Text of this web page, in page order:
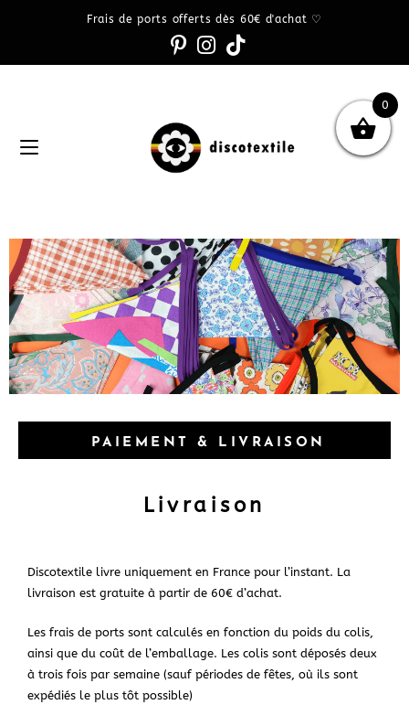
Frais de ports offerts dès 60€ d'achat ♡
PAIEMENT & LIVRAISON
Livraison
Discotextile livre uniquement en France pour l’instant. La
livraison est gratuite à partir de 60€ d’achat.
Les frais de ports sont calculés en fonction du poids du colis,
ainsi que du coût de l’emballage. Les colis sont déposés deux
à trois fois par semaine (sauf périodes de fêtes, où ils sont
expédiés le plus tôt possible)
0